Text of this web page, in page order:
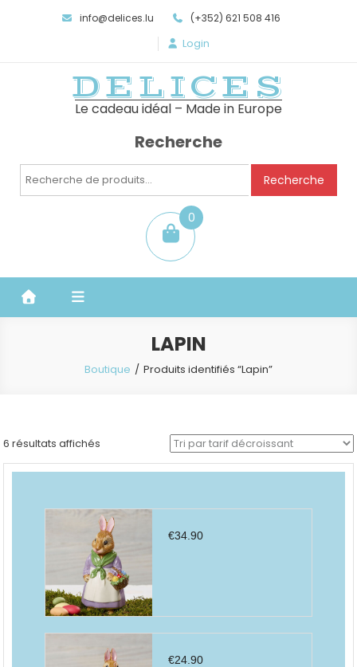
info@delices.lu (+352) 621 508 416
Login
DELICES
Le cadeau idéal – Made in Europe
Recherche
Recherche
Recherche
0
item
LAPIN
Boutique Produits identifiés “Lapin”
6 résultats affichés
par
€34.90
€24.90